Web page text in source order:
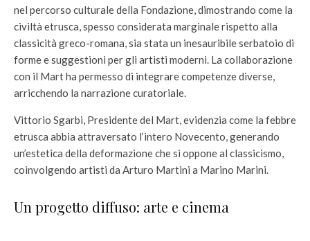
nel percorso culturale della Fondazione, dimostrando come la
civiltà etrusca, spesso considerata marginale rispetto alla
classicità greco-romana, sia stata un inesauribile serbatoio di
forme e suggestioni per gli artisti moderni. La collaborazione
con il Mart ha permesso di integrare competenze diverse,
arricchendo la narrazione curatoriale.
Vittorio Sgarbi, Presidente del Mart, evidenzia come la febbre
etrusca abbia attraversato l’intero Novecento, generando
un’estetica della deformazione che si oppone al classicismo,
coinvolgendo artisti da Arturo Martini a Marino Marini.
Un progetto diffuso: arte e cinema